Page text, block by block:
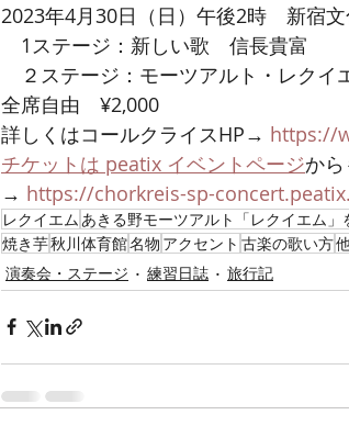
2023年4月30日（日）午後2時　新宿
1ステージ：新しい歌　信長貴富
２ステージ：モーツアルト・レクイ
全席自由　¥2,000
詳しくはコールクライスHP→ https://
チケットは peatix イベントページから
→ https://chorkreis-sp-
レクイエム あきる野モーツアルト「レクイエム」
焼き芋秋川体育館名物 アクセント 古楽の歌い方
演奏会・ステージ
練習日誌 旅行記